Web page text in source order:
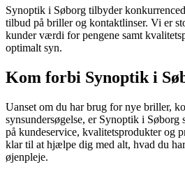
Synoptik i Søborg tilbyder
tilbud på briller og kontaktlinser. Vi er
kunder værdi for pengene samt
optimalt syn.
Kom forbi Synoptik i
Uanset om du har brug for nye briller,
synsundersøgelse, er Synoptik i Søborg
på kundeservice, kvalitetsprodukter og
klar til at hjælpe dig med alt, hvad du
øjenpleje.